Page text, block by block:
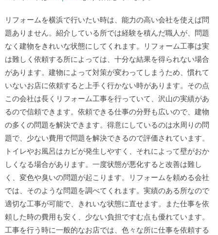
リフォームを横浜で行いたい時は、能力の高い会社を使えば問
題ありません。紹介している所では経験を積んだ職人が、問題
なく建物をきれいな状態にしてくれます。リフォーム工事は実
は難しく依頼する所によっては、十分な結果を得られない場合
があります。建物によって対策が変わってしまうため、慣れて
いないお店に依頼すると上手く行かない時があります。その点
この会社は長くリフォーム工事を行っていて、沢山の実績があ
るので信頼できます。依頼できる仕事の分野も広いので、建物
の多くの問題を解決できます。得意にしているのは水周りの問
題で、少ない費用で問題を解決できるので評価されています。
トイレやお風呂はカビが発生しやすく、それによって壁がおか
しくなる場合があります。一度状態が悪化すると改善は難し
く、変色や臭いの問題が起こります。リフォームを頼める会社
では、そのような問題を調べてくれます。実績のある所なので
適切な工事が可能で、きれいな状態に直せます。また仕事を依
頼した時の費用も安く、少ない負担ですむ点も優れています。
工事を行う時に一般的なお店では、色々な所に仕事を依頼する